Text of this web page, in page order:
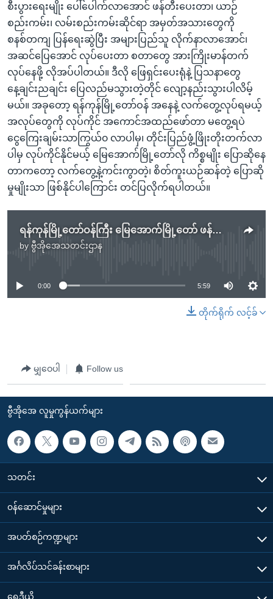
စီးပွားရေးမျိုး ပေါ်ပေါက်လာအောင် ဖန်တီးပေးတာ၊ ယာဉ်
စည်းကမ်း၊ လမ်းစည်းကမ်းဆိုင်ရာ အမှတ်အသားတွေကို
စနစ်တကျ ပြန်ရေးဆွဲပြီး အများပြည်သူ လိုက်နာလာအောင်၊
အဆင်ပြေအောင် လုပ်ပေးတာ စတာတွေ အားကြိုးမာန်တက်
လုပ်နေဖို့ လိုအပ်ပါတယ်။ ဒီလို ဖြေရှင်းပေးရုံနဲ့ ပြသနာတွေ
နေ့ချင်းညချင်း ပြေလည်မသွားတဲ့တိုင် လျော့နည်းသွားပါလိမ့်
မယ်။ အခုတော့ ရန်ကုန်မြို့တော်ဝန် အနေနဲ့ လက်တွေ့လုပ်ရမယ့်
အလုပ်တွေကို လုပ်ကိုင် အကောင်အထည်ဖော်တာ မတွေ့ရပဲ
ငွေကြေးချမ်းသာကြွယ်၀ လာပါမှ၊ တိုင်းပြည်ဖွံ့ဖြိုးတိုးတက်လာ
ပါမှ လုပ်ကိုင်နိုင်မယ့် မြေအောက်မြို့တော်လို ကိစ္စမျိုး ပြောဆိုနေ
တာကတော့ လက်တွေ့နဲ့ကင်းကွာတဲ့၊ စိတ်ကူးယဉ်ဆန်တဲ့ ပြောဆို
မှုမျိုးသာ ဖြစ်နိုင်ပါကြောင်း တင်ပြလိုက်ရပါတယ်။
ရန်ကုန်မြို့တော်ဝန်ကြီး မြေအောက်မြို့တော် ဖန်တီးမတဲ့လား
by ဗွီအိုအေသတင်းဌာန
No media source currently available
0:00 5:59
တိုက်ရိုက် လင့်ခ်
မျှဝေပါ Follow us
ဗွီအိုအေ လူမှုကွန်ယက်များ
သတင်း
၀န်ဆောင်မှုများ
အပတ်စဉ်ကဏ္ဍများ
အင်္ဂလိပ်သင်ခန်းစာများ
ရေဒီယို